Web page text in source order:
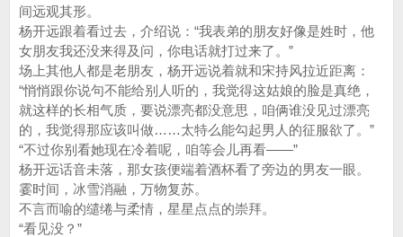
间远观其形。
杨开远跟着看过去，介绍说：“我表弟的朋友好像是姓时，他
女朋友我还没来得及问，你电话就打过来了。”
场上其他人都是老朋友，杨开远说着就和宋持风拉近距离：
“悄悄跟你说句不能给别人听的，我觉得这姑娘的脸是真绝，
就这样的长相气质，要说漂亮都没意思，咱俩谁没见过漂亮
的，我觉得那应该叫做……太特么能勾起男人的征服欲了。”
“不过你别看她现在冷着呢，咱等会儿再看——”
杨开远话音未落，那女孩便端着酒杯看了旁边的男友一眼。
霎时间，冰雪消融，万物复苏。
不言而喻的缱绻与柔情，星星点点的崇拜。
“看见没？”